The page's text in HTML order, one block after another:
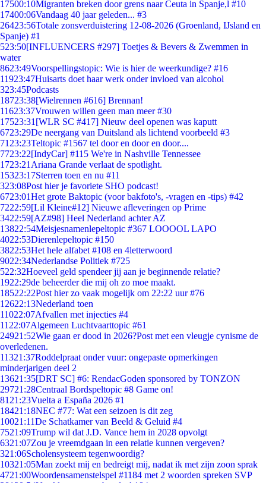
17500:10Migranten breken door grens naar Ceuta in Spanje,l #10
17400:06Vandaag 40 jaar geleden... #3
26423:56Totale zonsverduistering 12-08-2026 (Groenland, IJsland en
Spanje) #1
523:50[INFLUENCERS #297] Toetjes & Bevers & Zwemmen in
water
8623:49Voorspellingstopic: Wie is hier de weerkundige? #16
11923:47Huisarts doet haar werk onder invloed van alcohol
323:45Podcasts
18723:38[Wielrennen #616] Brennan!
11623:37Vrouwen willen geen man meer #30
17523:31 [WLR SC #417] Nieuw deel openen was kaputt
6723:29De neergang van Duitsland als lichtend voorbeeld #3
71 23:23Teltopic #1567 tel door en door en door....
7723:22[IndyCar] #115 We're in Nashville Tennessee
1723:21 Ariana Grande verlaat de spotlight.
15323:17Sterren toen en nu #11
323:08Post hier je favoriete SHO podcast!
6723:01Het grote Baktopic (voor bakfoto's, -vragen en -tips) #42
7222:59[Lil Kleine#12] Nieuwe afleveringen op Prime
3422:59[AZ#98] Heel Nederland achter AZ
13822:54Meisjesnamenlepeltopic #367 LOOOOL LAPO
4022:53Dierenlepeltopic #150
3822:53Het hele alfabet #108 en 4letterwoord
9022:34Nederlandse Politiek #725
522:32Hoeveel geld spendeer jij aan je beginnende relatie?
1922:29de beheerder die mij oh zo moe maakt.
18522:22Post hier zo vaak mogelijk om 22:22 uur #76
12622:13Nederland toen
11022:07Afvallen met injecties #4
11 22:07Algemeen Luchtvaarttopic #61
24921:52Wie gaan er dood in 2026?Post met een vleugje cynisme de
overledenen.
11321:37Roddelpraat onder vuur: ongepaste opmerkingen
minderjarigen deel 2
13621:35[DRT SC] #6: RendacGoden sponsored by TONZON
29721:28Centraal Bordspeltopic #8 Game on!
81 21:23Vuelta a España 2026 #1
18421:18NEC #77: Wat een seizoen is dit zeg
10021:11De Schatkamer van Beeld & Geluid #4
7521:09Trump wil dat J.D. Vance hem in 2028 opvolgt
6321:07Zou je vreemdgaan in een relatie kunnen vergeven?
321:06Scholensysteem tegenwoordig?
10321:05Man zoekt mij en bedreigt mij, nadat ik met zijn zoon sprak
4721:00Woordensamenstelspel #1184 met 2 woorden spreken SVP